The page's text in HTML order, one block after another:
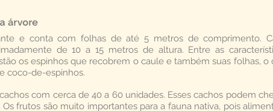
e conta com folhas de até 5 metros de comprimento.
de 10 a 15 metros de altura. Entre as
os espinhos que recobrem o caule e também suas folhas, o
coco-de-espinhos.
com cerca de 40 a 60 unidades. Esses cachos podem
frutos são muito importantes para a fauna nativa, pois